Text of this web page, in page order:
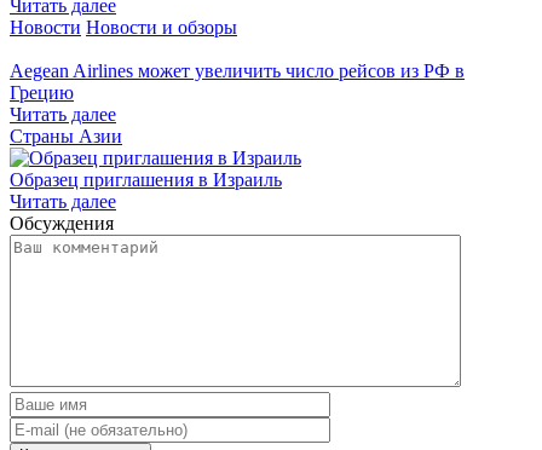
Читать далее
Новости Новости и обзоры
Aegean Airlines может увеличить число рейсов из РФ в
Грецию
Читать далее
Страны Азии
Образец приглашения в Израиль
Читать далее
Обсуждения